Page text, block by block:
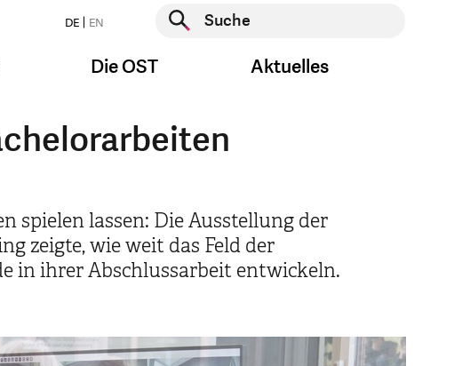
DE EN
Suche starten
Die OST Aktuelles
spielen lassen: Die Ausstellung der
zeigte, wie weit das Feld der
in ihrer Abschlussarbeit entwickeln.